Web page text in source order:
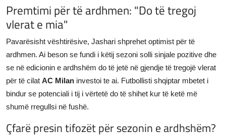
Premtimi për të ardhmen: "Do të tregoj
vlerat e mia"
Pavarësisht vështirësive, Jashari shprehet optimist për të
ardhmen. Ai beson se fundi i këtij sezoni solli sinjale pozitive dhe
se në edicionin e ardhshëm do të jetë në gjendje të tregojë vlerat
për të cilat AC Milan investoi te ai. Futbollisti shqiptar mbetet i
bindur se potenciali i tij i vërtetë do të shihet kur të ketë më
shumë rregullsi në fushë.
Çfarë presin tifozët për sezonin e ardhshëm?